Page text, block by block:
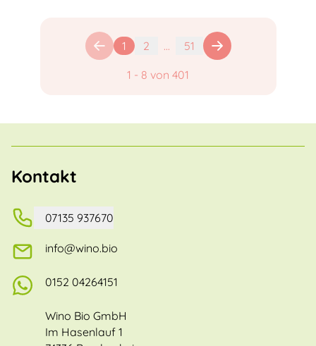
1 2 ... 51
1 - 8 von 401
Kontakt
07135 937670
info@wino.bio
0152 04264151
Wino Bio GmbH
Im Hasenlauf 1